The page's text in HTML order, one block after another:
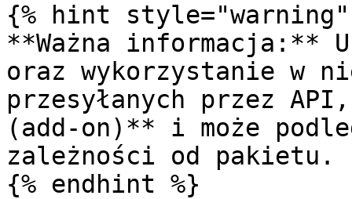
{% hint style="warning"
**Ważna informacja:**
oraz wykorzystanie w
przesyłanych przez
(add-on)** i może
zależności od pakietu.
{% endhint %}